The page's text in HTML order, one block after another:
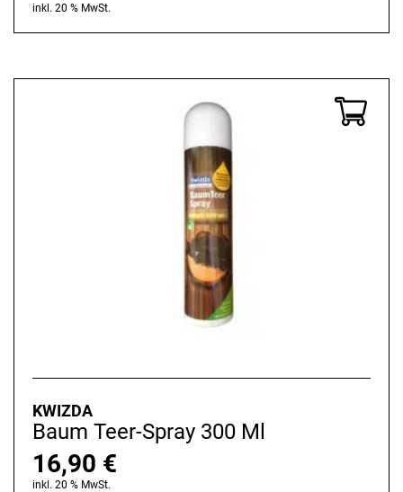
inkl. 20 % MwSt.
KWIZDA
Baum Teer-Spray 300 Ml
16,90 €
inkl. 20 % MwSt.